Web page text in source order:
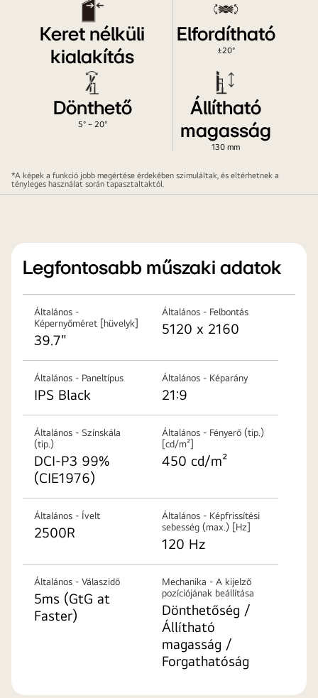
Keret nélküli
kialakítás
Elfordítható
±20°
Dönthető
5° ~ 20°
Állítható
magasság
130 mm
*A képek a funkció jobb megértése érdekében szimuláltak, és eltérhetnek a
tényleges használat során tapasztaltaktól.
Legfontosabb műszaki adatok
Általános -
Képernyőméret [hüvelyk]
39.7"
Általános - Felbontás
5120 x 2160
Általános - Paneltípus
IPS Black
Általános - Képarány
21:9
Általános - Színskála
(tip.)
DCI-P3 99%
(CIE1976)
Általános - Fényerő (tip.)
[cd/m²]
450 cd/m²
Általános - Ívelt
2500R
Általános - Képfrissítési
sebesség (max.) [Hz]
120 Hz
Általános - Válaszidő
5ms (GtG at
Faster)
Mechanika - A kijelző
pozíciójának beállítása
Dönthetőség /
Állítható
magasság /
Forgathatóság